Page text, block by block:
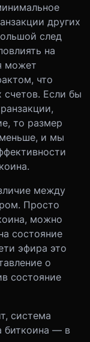
других
след
на
может
что
счетов. Если бы
то размер
и мы
между
Просто
можно
состояние
эфира это
о
состояние
система
биткоина — в